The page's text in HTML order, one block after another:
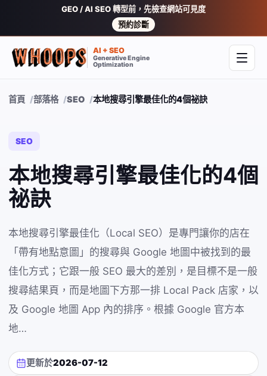
GEO / AI SEO 轉型前，先檢查網站可見度
預約診斷
AI + SEO
Generative Engine
Optimization
開啟
首頁 部落格 SEO 本地搜尋引擎最佳化的4個祕訣
SEO
本地搜尋引擎最佳化的4個
祕訣
本地搜尋引擎最佳化（Local SEO）是專門讓你的店在
「帶有地點意圖」的搜尋與 Google 地圖中被找到的最
佳化方式；它跟一般 SEO 最大的差別，是目標不是一般
搜尋結果頁，而是地圖下方那一排 Local Pack 店家，以
及 Google 地圖 App 內的排序。根據 Google 官方本
地…
更新於2026-07-12